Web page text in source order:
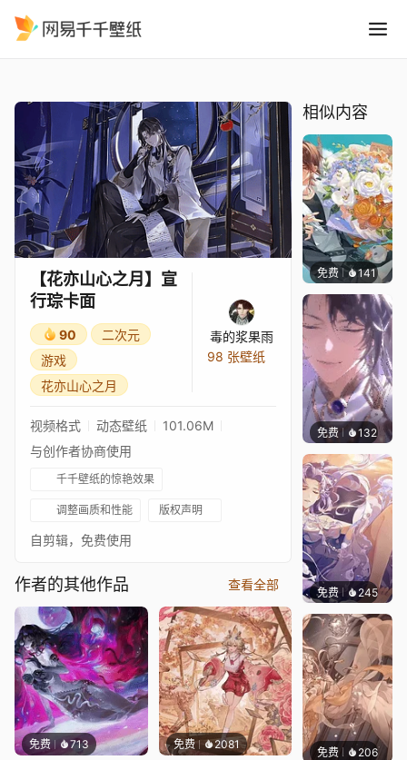
【花亦山心之月】宣
行琮卡面
90
二次元
游戏
花亦山心之月
毒的浆果雨
98 张壁纸
视频格式 动态壁纸
101.06M
与创作者协商使用
千千壁纸的惊艳效果
调整画质和性能 版权声明
自剪辑，免费使用
作者的其他作品 查看全部
免费 713 免费 2081
相似内容
免费 141毒的
免费 132毒的
免费 245毒的
免费 206毒的